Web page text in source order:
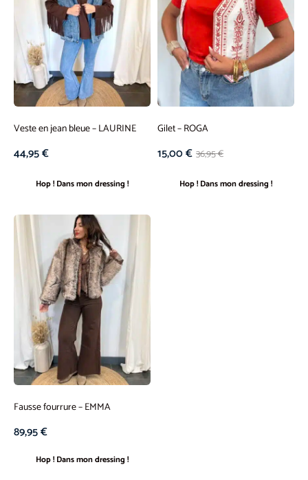
Veste en jean bleue – LAURINE
44,95€
Hop ! Dans mon dressing !
Gilet – ROGA
36,95€
15,00€
Hop ! Dans mon dressing !
Fausse fourrure – EMMA
89,95€
Hop ! Dans mon dressing !